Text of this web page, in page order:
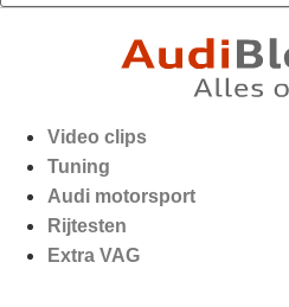
Video clips
Tuning
Audi motorsport
Rijtesten
Extra VAG